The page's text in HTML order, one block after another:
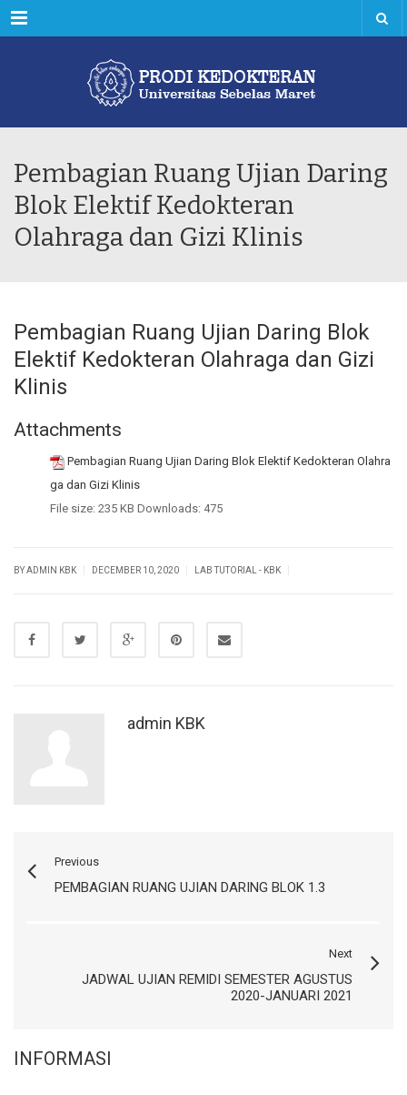
Menu
Pembagian Ruang Ujian Daring
Blok Elektif Kedokteran
Olahraga dan Gizi Klinis
Pembagian Ruang Ujian Daring Blok
Elektif Kedokteran Olahraga dan Gizi
Klinis
Attachments
Pembagian Ruang Ujian Daring Blok Elektif Kedokteran Olahra
ga dan Gizi Klinis
File size: 235 KB Downloads: 475
BY ADMIN KBK DECEMBER 10, 2020 LAB TUTORIAL - KBK
admin KBK
Previous
PEMBAGIAN RUANG UJIAN DARING BLOK 1.3
Next
JADWAL UJIAN REMIDI SEMESTER AGUSTUS
2020-JANUARI 2021
INFORMASI